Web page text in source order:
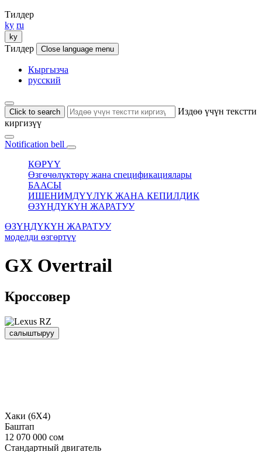
Тилдер
ky ru
ky
Тилдер Close language menu
Кыргызча
русский
Click to search
Издөө үчүн текстти
киргизүү
Notification bell
КӨРҮҮ
Өзгөчөлүктөрү жана спецификациялары
БААСЫ
ИШЕНИМДҮҮЛҮК ЖАНА КЕПИЛДИК
ӨЗҮҢДҮКҮН ЖАРАТУУ
ӨЗҮҢДҮКҮН ЖАРАТУУ
моделди өзгөртүү
GX Overtrail
Кроссовер
салыштыруу
Хаки (6Х4)
Баштап
12 070 000 сом
Стандартный двигатель